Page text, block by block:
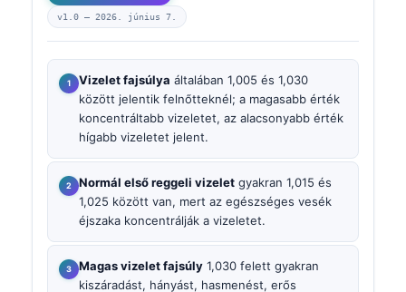
v1.0 — 2026. június 7.
Vizelet fajsúlya általában 1,005 és 1,030
között jelentik felnőtteknél; a magasabb érték
koncentráltabb vizeletet, az alacsonyabb érték
hígabb vizeletet jelent.
Normál első reggeli vizelet gyakran 1,015 és
1,025 között van, mert az egészséges vesék
éjszaka koncentrálják a vizeletet.
Magas vizelet fajsúly 1,030 felett gyakran
kiszáradást, hányást, hasmenést, erős